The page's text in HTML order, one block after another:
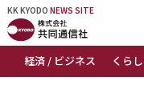
KK KYODO NEWS SITE
経済 / ビジネス くらし
KK KYODONEWS SITE
トップページ